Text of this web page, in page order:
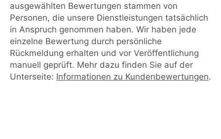
ausgewählten Bewertungen stammen von
Personen, die unsere Dienstleistungen tatsächlich
in Anspruch genommen haben. Wir haben jede
einzelne Bewertung durch persönliche
Rückmeldung erhalten und vor Veröffentlichung
manuell geprüft. Mehr dazu finden Sie auf der
Unterseite: Informationen zu Kundenbewertungen.